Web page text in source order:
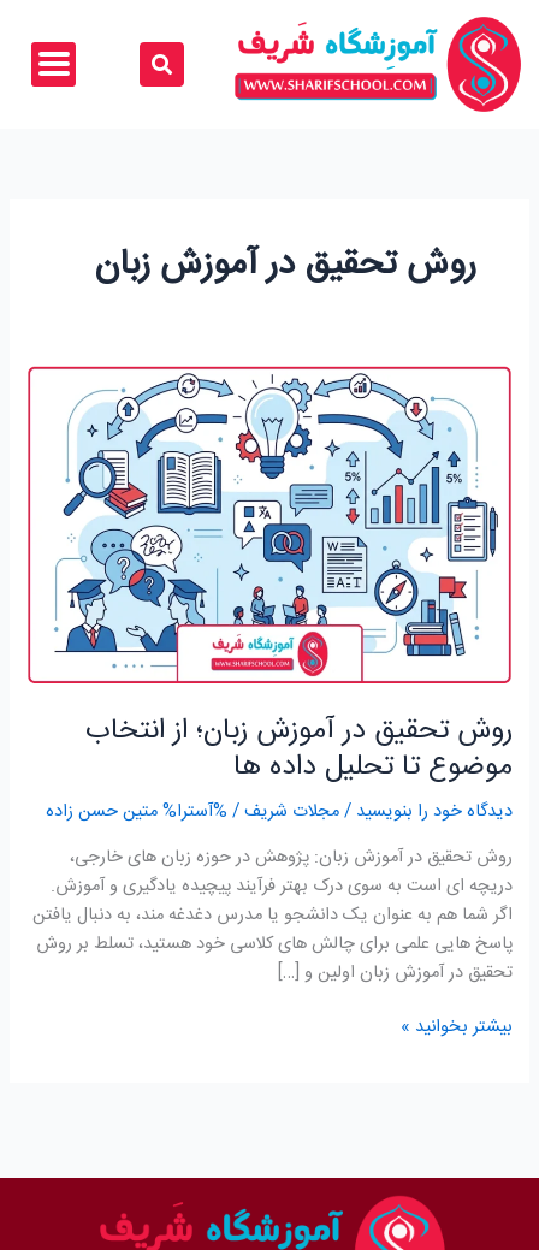
محتوا
روش تحقیق در آموزش زبان
روش تحقیق در آموزش زبان؛ از انتخاب
موضوع تا تحلیل داده ها
دیدگاه‌ خود را بنویسید /مجلات شریف/ %آسترا%متین حسن زاده
روش تحقیق در آموزش زبان: پژوهش در حوزه زبان های خارجی،
دریچه ای است به سوی درک بهتر فرآیند پیچیده یادگیری و آموزش.
اگر شما هم به عنوان یک دانشجو یا مدرس دغدغه مند، به دنبال یافتن
پاسخ هایی علمی برای چالش های کلاسی خود هستید، تسلط بر روش
تحقیق در آموزش زبان اولین و […]
روش
تحقیق
آموزش
زبان؛
انتخاب
موضوع
تحلیل
بیشتر بخوانید »